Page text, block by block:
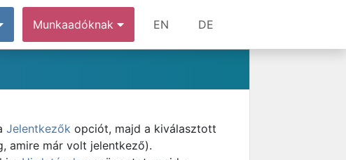
Munkaadóknak EN DE
Jelentkezők opciót, majd a kiválasztott
amire már volt jelentkező).